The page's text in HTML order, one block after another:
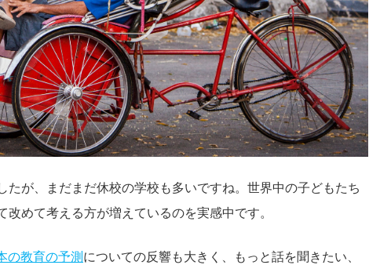
たが、まだまだ休校の学校も多いですね。世界中の子どもたち
めて考える方が増えているのを実感中です。
の教育の予測 についての反響も大きく、もっと話を聞きたい、